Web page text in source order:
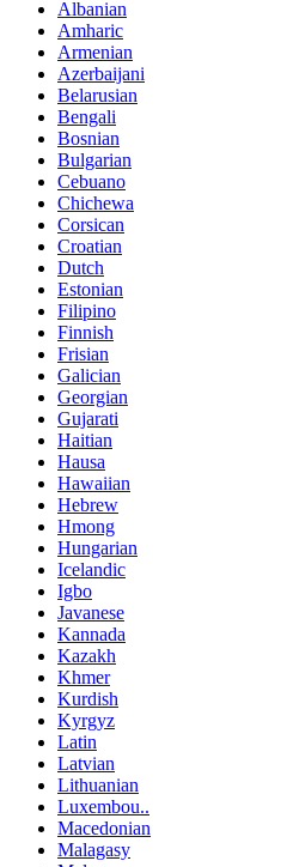
Albanian
Amharic
Armenian
Azerbaijani
Belarusian
Bengali
Bosnian
Bulgarian
Cebuano
Chichewa
Corsican
Croatian
Dutch
Estonian
Filipino
Finnish
Frisian
Galician
Georgian
Gujarati
Haitian
Hausa
Hawaiian
Hebrew
Hmong
Hungarian
Icelandic
Igbo
Javanese
Kannada
Kazakh
Khmer
Kurdish
Kyrgyz
Latin
Latvian
Lithuanian
Luxembou..
Macedonian
Malagasy